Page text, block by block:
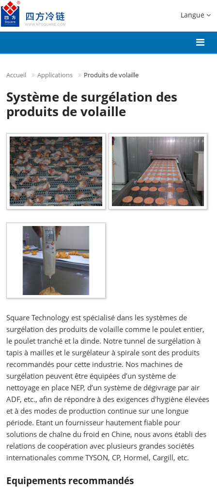
Langue
Accueil Applications Produits de volaille
Système de surgélation des
produits de volaille
Square Technology est spécialisé dans les systèmes de
surgélation des produits de volaille comme le poulet entier,
le poulet tranché et la dinde. Notre tunnel de surgélation à
tapis à mailles et le surgélateur à spirale sont des produits
recommandés pour cette industrie. Nos machines de
surgélation peuvent être équipées d’un système de
nettoyage en place NEP, d’un système de dégivrage par air
ADF, etc., afin de répondre à des exigences d'hygiène élevées
et à des modes de production continue sur une longue
période. Etant un fournisseur hautement fiable pour
solutions de chaîne du froid en Chine, nous avons établi des
relations de coopération avec plusieurs grandes sociétés
internationales comme TYSON, CP, Hormel, Cargill, etc.
Equipements recommandés